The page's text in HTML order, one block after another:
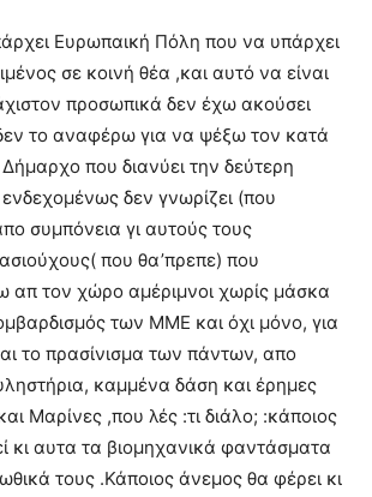
Ευρωπαική Πόλη που να υπάρχει
σε κοινή θέα ,και αυτό να είναι
προσωπικά δεν έχω ακούσει
δεν το αναφέρω για να ψέξω τον κατά
που διανύει την δεύτερη
ενδεχομένως δεν γνωρίζει (που
συμπόνεια γι αυτούς τους
που θα’πρεπε) που
απ τον χώρο αμέριμνοι χωρίς μάσκα
των ΜΜΕ και όχι μόνο, για
το πρασίνισμα των πάντων, απο
καμμένα δάση και έρημες
Μαρίνες ,που λές :τι διάλο; :κάποιος
κι αυτα τα βιομηχανικά φαντάσματα
τους .Κάποιος άνεμος θα φέρει κι